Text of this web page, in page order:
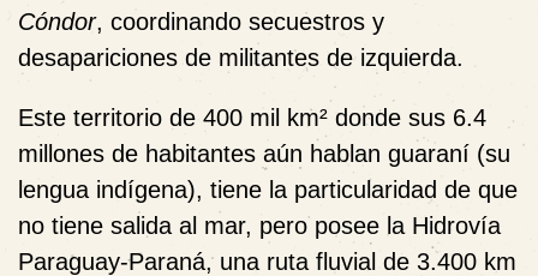
Cóndor, coordinando secuestros y
desapariciones de militantes de izquierda.
Este territorio de 400 mil km² donde sus 6.4
millones de habitantes aún hablan guaraní (su
lengua indígena), tiene la particularidad de que
no tiene salida al mar, pero posee la Hidrovía
Paraguay-Paraná, una ruta fluvial de 3.400 km